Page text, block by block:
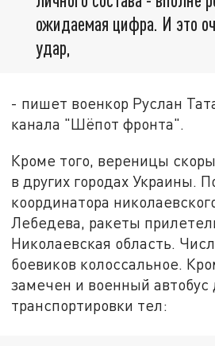
ожидаемая цифра. И это
удар,
- пишет военкор Руслан
канала "Шёпот фронта".
Кроме того, вереницы
в других городах Украины.
координатора
Лебедева, ракеты
Николаевская область.
боевиков колоссальное.
замечен и военный автобус
транспортировки тел: